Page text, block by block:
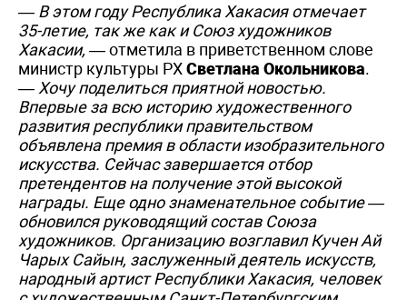
— В этом году Республика Хакасия отмечает
35-летие, так же как и Союз художников
Хакасии, —отметила в приветственном слове
министр культуры РХСветлана Окольникова.
— Хочу поделиться приятной новостью.
Впервые за всю историю художественного
развития республики правительством
объявлена премия в области изобразительного
искусства. Сейчас завершается отбор
претендентов на получение этой высокой
награды. Еще одно знаменательное событие —
обновился руководящий состав Союза
художников. Организацию возглавил Кучен Ай
Чарых Сайын, заслуженный деятель искусств,
народный артист Республики Хакасия, человек